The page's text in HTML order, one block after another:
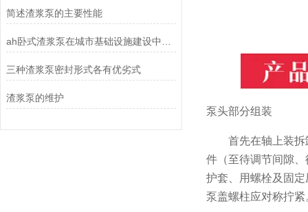
简述渣浆泵的主要性能
三种渣浆泵密封形式各有优劣式
渣浆泵的维护
泵头部分组装
首先在轴上装
件（至待调节间隙
护套、用螺栓及固
泵盖螺柱应对称拧